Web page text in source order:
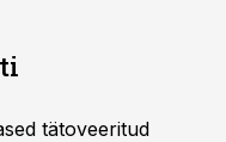
tätoveeritud